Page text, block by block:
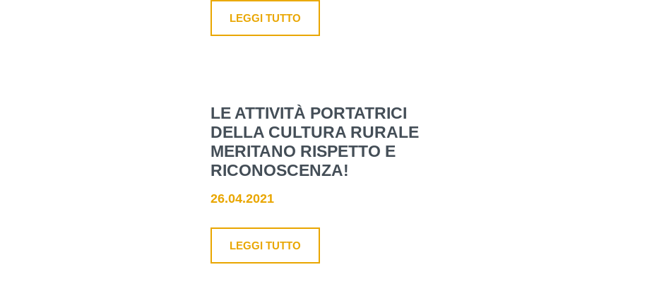
LEGGI TUTTO
LE ATTIVITÀ PORTATRICI
DELLA CULTURA RURALE
MERITANO RISPETTO E
RICONOSCENZA!
26.04.2021
LEGGI TUTTO